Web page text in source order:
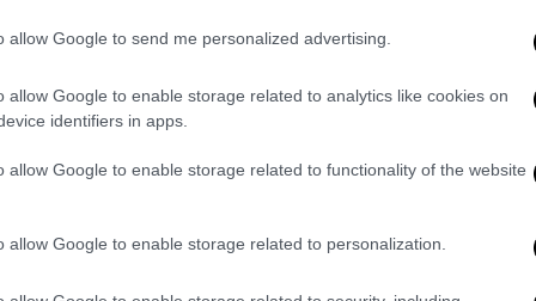
allow Google to send me personalized advertising.
allow Google to enable storage related to analytics like cookies on
identifiers in apps.
allow Google to enable storage related to functionality of the website
allow Google to enable storage related to personalization.
τους στις Στρατιωτικές Σχολές